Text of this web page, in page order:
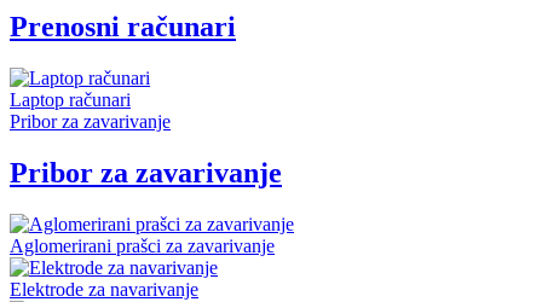
Prenosni računari
Laptop računari
Pribor za zavarivanje
Pribor za zavarivanje
Aglomerirani prašci za zavarivanje
Elektrode za navarivanje